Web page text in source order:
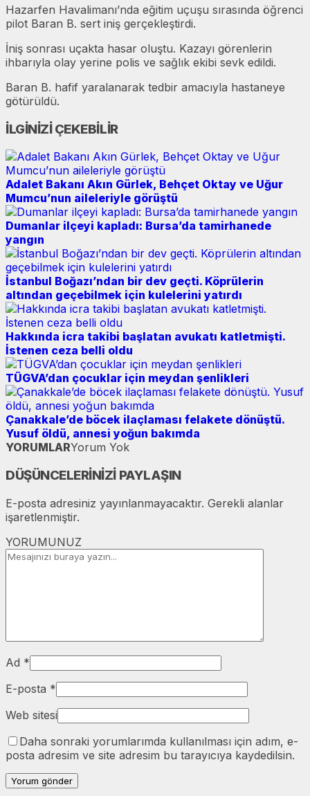
Hazarfen Havalimanı’nda eğitim uçuşu sırasında öğrenci
pilot Baran B. sert iniş gerçekleştirdi.
İniş sonrası uçakta hasar oluştu. Kazayı görenlerin
ihbarıyla olay yerine polis ve sağlık ekibi sevk edildi.
Baran B. hafif yaralanarak tedbir amacıyla hastaneye
götürüldü.
İLGİNİZİ ÇEKEBİLİR
Adalet Bakanı Akın Gürlek, Behçet Oktay ve Uğur
Mumcu’nun aileleriyle görüştü
Dumanlar ilçeyi kapladı: Bursa’da tamirhanede
yangın
İstanbul Boğazı’ndan bir dev geçti. Köprülerin
altından geçebilmek için kulelerini yatırdı
Hakkında icra takibi başlatan avukatı katletmişti.
İstenen ceza belli oldu
TÜGVA’dan çocuklar için meydan şenlikleri
Çanakkale’de böcek ilaçlaması felakete dönüştü.
Yusuf öldü, annesi yoğun bakımda
YORUMLARYorum Yok
DÜŞÜNCELERİNİZİ PAYLAŞIN
E-posta adresiniz yayınlanmayacaktır. Gerekli alanlar
işaretlenmiştir.
YORUMUNUZ
Ad *
E-posta *
Web sitesi
Daha sonraki yorumlarımda kullanılması için adım, e-
posta adresim ve site adresim bu tarayıcıya kaydedilsin.